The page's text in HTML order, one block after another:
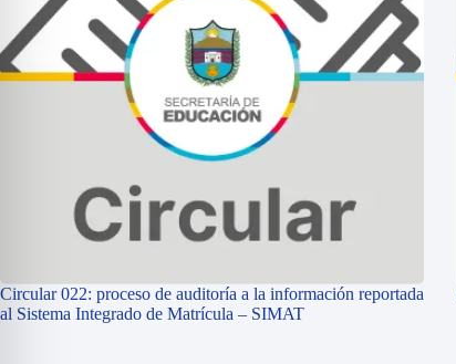
Circular 022: proceso de auditoría a la información reportada
al Sistema Integrado de Matrícula – SIMAT